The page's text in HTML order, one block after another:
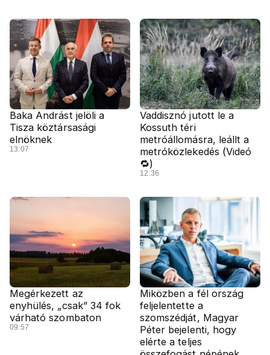
Baka Andrást jelöli a
Tisza köztársasági
elnöknek
13:07
Vaddisznó jutott le a
Kossuth téri
metróállomásra, leállt a
metróközlekedés (Videó
🔁)
12:36
Megérkezett az
enyhülés, „csak” 34 fok
várható szombaton
09:57
Miközben a fél ország
feljelentette a
szomszédját, Magyar
Péter bejelenti, hogy
elérte a teljes